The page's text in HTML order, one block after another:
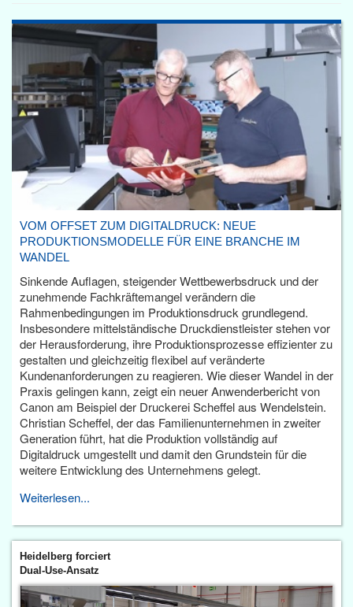
VOM OFFSET ZUM DIGITALDRUCK: NEUE
PRODUKTIONSMODELLE FÜR EINE BRANCHE IM
WANDEL
Sinkende Auflagen, steigender Wettbewerbsdruck und der
zunehmende Fachkräftemangel verändern die
Rahmenbedingungen im Produktionsdruck grundlegend.
Insbesondere mittelständische Druckdienstleister stehen vor
der Herausforderung, ihre Produktionsprozesse effizienter zu
gestalten und gleichzeitig flexibel auf veränderte
Kundenanforderungen zu reagieren. Wie dieser Wandel in der
Praxis gelingen kann, zeigt ein neuer Anwenderbericht von
Canon am Beispiel der Druckerei Scheffel aus Wendelstein.
Christian Scheffel, der das Familienunternehmen in zweiter
Generation führt, hat die Produktion vollständig auf
Digitaldruck umgestellt und damit den Grundstein für die
weitere Entwicklung des Unternehmens gelegt.
Weiterlesen...
Heidelberg forciert
Dual-Use-Ansatz